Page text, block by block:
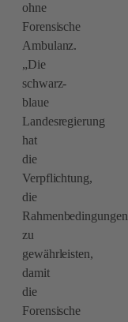
ohne
Forensische
Ambulanz.
„Die
schwarz-
blaue
Landesregierung
hat
die
Verpflichtung,
die
Rahmenbedingungen
zu
gewährleisten,
damit
die
Forensische